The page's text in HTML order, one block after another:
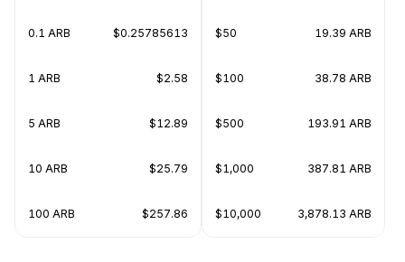
0.1 ARB $0.25785613
1 ARB $2.58
5 ARB $12.89
10 ARB $25.79
100 ARB $257.86
$50 19.39 ARB
$100 38.78 ARB
$500 193.91 ARB
$1,000 387.81 ARB
$10,000 3,878.13 ARB